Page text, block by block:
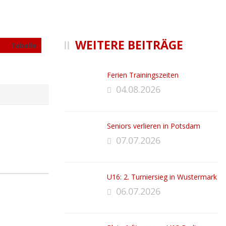
Tabelle WEITERE BEITRÄGE
Ferien Trainingszeiten
04.08.2026
Seniors verlieren in Potsdam
07.07.2026
U16: 2. Turniersieg in Wustermark
06.07.2026